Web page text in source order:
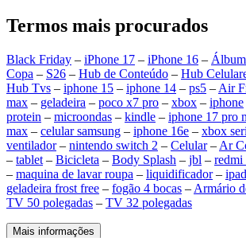
Termos mais procurados
Black Friday – iPhone 17 – iPhone 16 –
Copa – S26 – Hub de Conteúdo – Hub
Hub Tvs – iphone 15 – iphone 14 – ps5 – Air
max – geladeira – poco x7 pro – xbox – iphone
protein – microondas – kindle – iphone 17 pro
max – celular samsung – iphone 16e – xbox
ventilador– nintendo switch 2 – Celular– Ar
– tablet – Bicicleta – Body Splash – jbl – redmi
– maquina de lavar roupa – liquidificador– ipad
geladeira frost free – fogão 4 bocas – Armário
TV 50 polegadas – TV 32 polegadas
Mais informações